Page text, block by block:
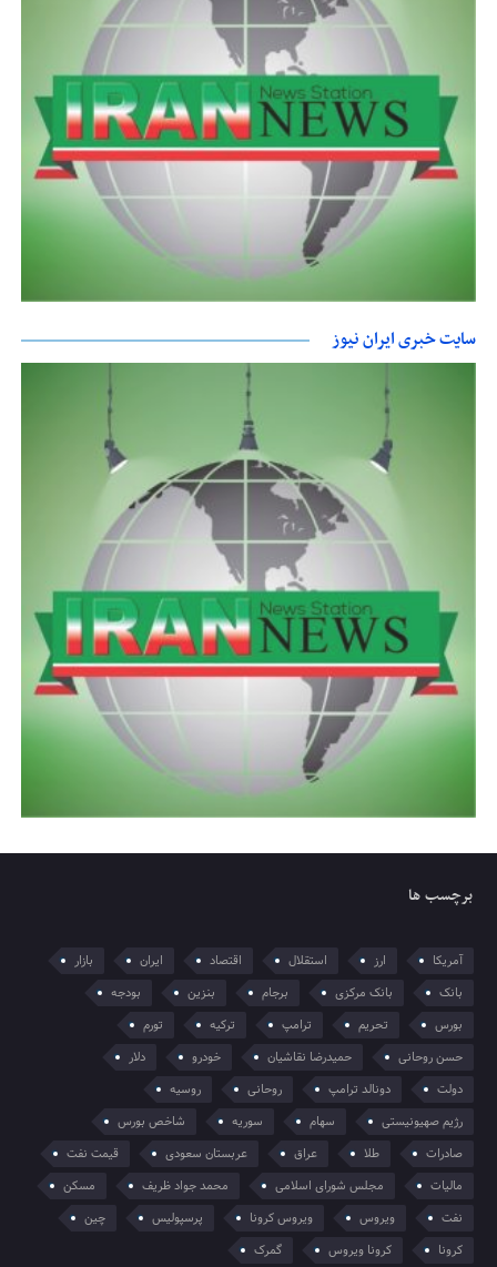
سایت خبری ایران نیوز
برچسب ها
آمریکا ارز استقلال اقتصاد ایران
بازار
بانک
بانک مرکزی برجام بنزین
بودجه
بورس
تحریم ترامپ ترکیه
تورم
حسن روحانی
حمیدرضا نقاشیان خودرو
دلار
دولت
دونالد ترامپ روحانی
روسیه
رژیم صهیونیستی
سهام سوریه
شاخص بورس
صادرات
طلا عراق عربستان سعودی
قیمت نفت
مالیات
مجلس شورای اسلامی محمد جواد ظریف
مسکن
نفت
ویروس ویروس کرونا پرسپولیس
چین
کرونا
کرونا ویروس گمرک